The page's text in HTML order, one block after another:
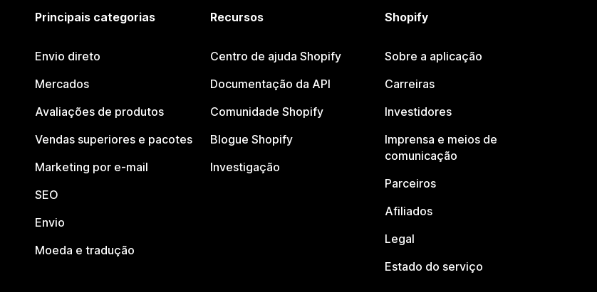
Principais categorias
Envio direto
Mercados
Avaliações de produtos
Vendas superiores e pacotes
Marketing por e-mail
SEO
Envio
Moeda e tradução
Recursos
Centro de ajuda Shopify
Documentação da API
Comunidade Shopify
Blogue Shopify
Investigação
Shopify
Sobre a aplicação
Carreiras
Investidores
Imprensa e meios de
comunicação
Parceiros
Afiliados
Legal
Estado do serviço